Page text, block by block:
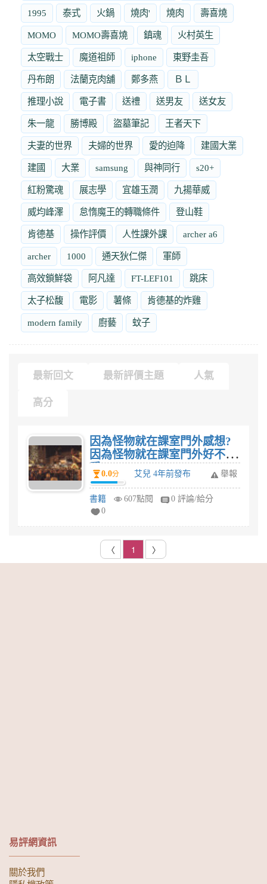
1995 泰式 火鍋 燒肉' 燒肉 壽喜燒
MOMO MOMO壽喜燒 鎮魂 火村英生
太空戰士 魔道祖師 iphone 東野圭吾
丹布朗 法蘭克肉舖 鄭多燕 ＢＬ
推理小說 電子書 送禮 送男友 送女友
朱一龍 勝博殿 盜墓筆記 王者天下
夫妻的世界 夫婦的世界 愛的迫降 建國大業
建國 大業 samsung 與神同行 s20+
紅粉驚魂 展志學 宜雄玉潤 九揚華威
威均峰澤 怠惰魔王的轉職條件 登山鞋
肯德基 操作評價 人性課外課 archer a6
archer 1000 通天狄仁傑 軍師
高效鎖鮮袋 阿凡達 FT-LEF101 跳床
太子松馥 電影 薯條 肯德基的炸雞
modern family 廚藝 蚊子
最新回文 最新評價主題 人氣
高分
因為怪物就在課室門外感想?
因為怪物就在課室門外好不好
看?0.0分 艾兒 4年前發布 舉報
書籍 607點閱
0 評論/給分
0
〈 1 〉
易評網資訊
關於我們